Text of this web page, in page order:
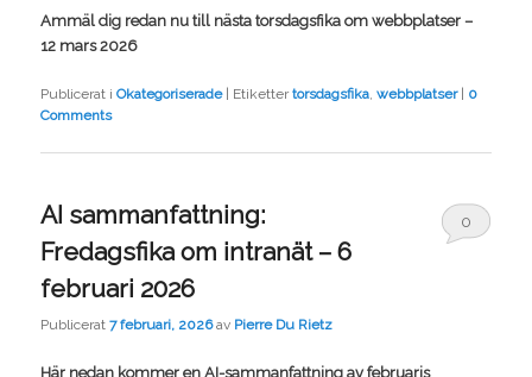
Ammäl dig redan nu till nästa torsdagsfika om webbplatser –
12 mars 2026
Publicerat i Okategoriserade Etiketter torsdagsfika,webbplatser
0
Comments
AI sammanfattning:
Fredagsfika om intranät – 6
februari 2026
Publicerat7 februari, 2026 av Pierre Du Rietz
0
Här nedan kommer en AI-sammanfattning av februaris